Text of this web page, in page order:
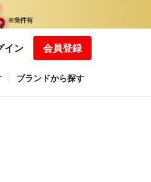
イン 会員登録
ブランドから探す